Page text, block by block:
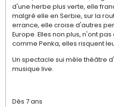
d'une herbe plus verte, elle
malgré elle en Serbie, sur la
errance, elle croise d'autres
Europe. Elles non plus, n'ont
comme Penka, elles risquent
Un spectacle sui mêle théâtre
musique live.
Dès 7 ans